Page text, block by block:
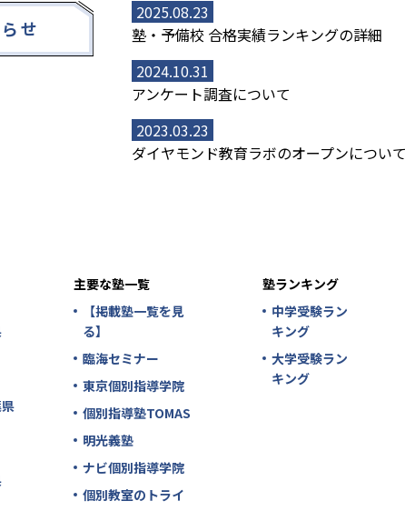
せ
2025.08.23
塾・予備校 合格実績ランキングの詳細
2024.10.31
アンケート調査について
2023.03.23
ダイヤモンド教育ラボのオープンについて
主要な塾一覧
【掲載塾一覧を見
る】
臨海セミナー
東京個別指導学院
個別指導塾TOMAS
明光義塾
ナビ個別指導学院
個別教室のトライ
塾ランキング
中学受験ラン
キング
大学受験ラン
キング